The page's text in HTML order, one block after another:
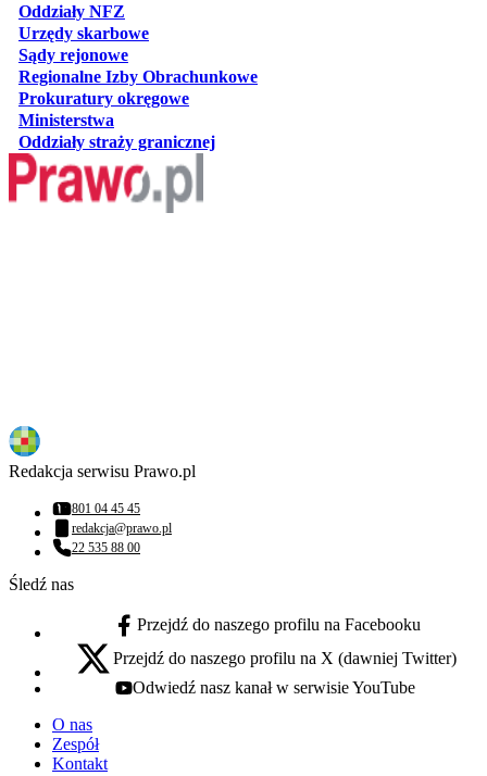
Oddziały NFZ
Urzędy skarboweotwiera się w nowej karcie
Sądy rejonoweotwiera się w nowej karcie
Regionalne Izby Obrachunkoweotwiera się w nowej karcie
Prokuratury okręgoweotwiera się w nowej karcie
Ministerstwa
Oddziały straży granicznejotwiera się w nowej karcie
Redakcja serwisu Prawo.pl
Numer telefonu:
801 04 45 45
Adres email:
redakcja@prawo.pl
Numer telefonu:
22 535 88 00
Śledź nas
facebook - otwiera się w nowej karcie
Przejdź do naszego profilu na Facebooku
x - otwiera się w nowej karcie
Przejdź do naszego profilu na X (dawniej Twitter)
youtube - otwiera się w nowej karcie
Odwiedź nasz kanał w serwisie YouTube
O nas
Zespół
Kontakt